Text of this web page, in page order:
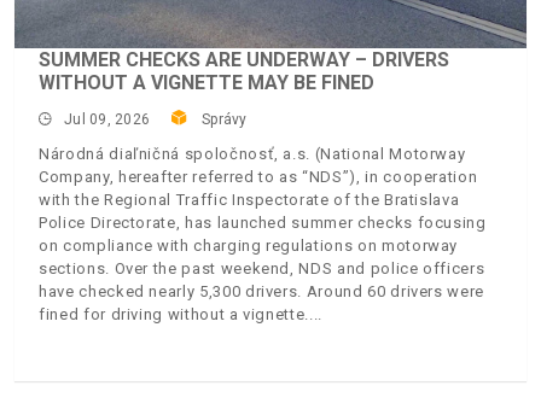
SUMMER CHECKS ARE UNDERWAY – DRIVERS
WITHOUT A VIGNETTE MAY BE FINED
Jul 09, 2026 Správy
Národná diaľničná spoločnosť, a.s. (National Motorway
Company, hereafter referred to as “NDS”), in cooperation
with the Regional Traffic Inspectorate of the Bratislava
Police Directorate, has launched summer checks focusing
on compliance with charging regulations on motorway
sections. Over the past weekend, NDS and police officers
have checked nearly 5,300 drivers. Around 60 drivers were
fined for driving without a vignette.